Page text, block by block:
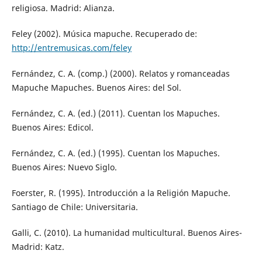
religiosa. Madrid: Alianza.
Feley (2002). Música mapuche. Recuperado de:
http://entremusicas.com/feley
Fernández, C. A. (comp.) (2000). Relatos y romanceadas
Mapuche Mapuches. Buenos Aires: del Sol.
Fernández, C. A. (ed.) (2011). Cuentan los Mapuches.
Buenos Aires: Edicol.
Fernández, C. A. (ed.) (1995). Cuentan los Mapuches.
Buenos Aires: Nuevo Siglo.
Foerster, R. (1995). Introducción a la Religión Mapuche.
Santiago de Chile: Universitaria.
Galli, C. (2010). La humanidad multicultural. Buenos Aires-
Madrid: Katz.